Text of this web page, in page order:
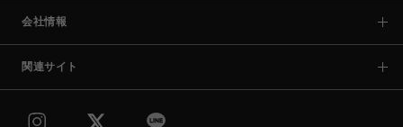
会社情報
関連サイト